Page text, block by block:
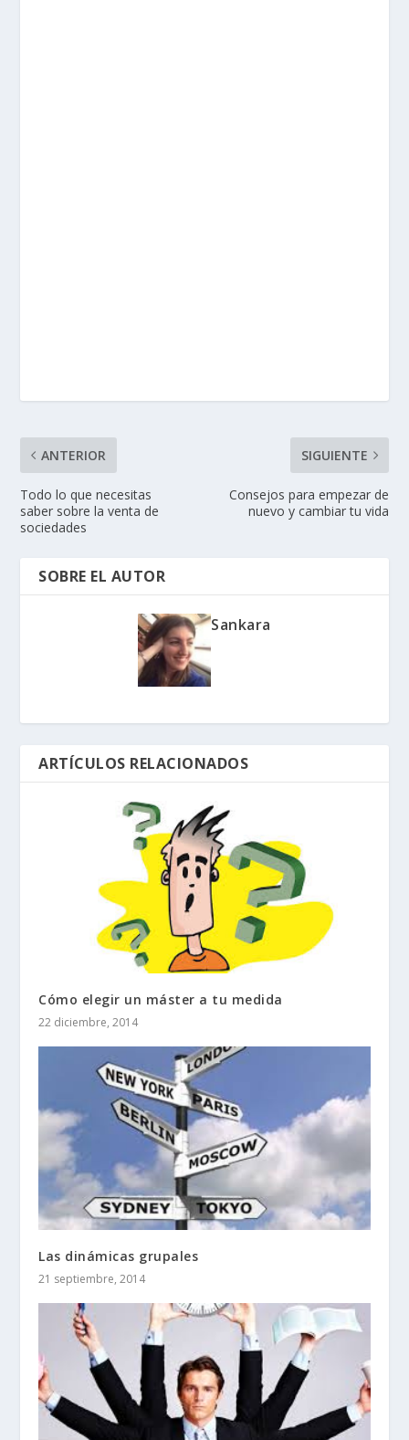
ANTERIOR
Todo lo que necesitas
saber sobre la venta de
sociedades
SIGUIENTE
Consejos para empezar de
nuevo y cambiar tu vida
SOBRE EL AUTOR
Sankara
ARTÍCULOS RELACIONADOS
Cómo elegir un máster a tu medida
22 diciembre, 2014
Las dinámicas grupales
21 septiembre, 2014